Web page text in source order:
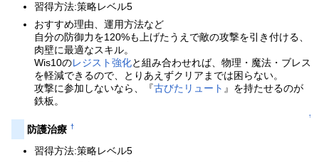
習得方法:策略レベル5
おすすめ理由、運用方法など
自分の防御力を120%も上げたうえで敵の攻撃を引き付ける、
肉壁に最適なスキル。
Wis10のレジスト強化と組み合わせれば、物理・魔法・ブレス
を軽減できるので、とりあえずクリアまでは困らない。
攻撃に参加しないなら、『古びたリュート 』を持たせるのが
鉄板。
↑
防護治療 †
習得方法:策略レベル5